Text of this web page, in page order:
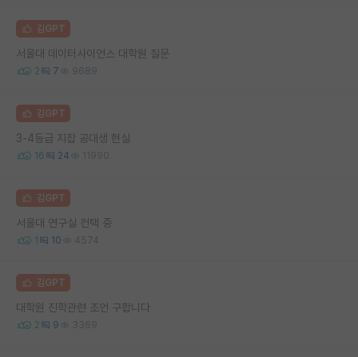
김GPT
서울대 데이터사이언스 대학원 질문
2 7 9689
김GPT
3-4등급 지잡 공대생 현실
16 24 11990
김GPT
서울대 연구실 컨택 중
1 10 4574
김GPT
대학원 진학관련 조언 구합니다
2 9 3369